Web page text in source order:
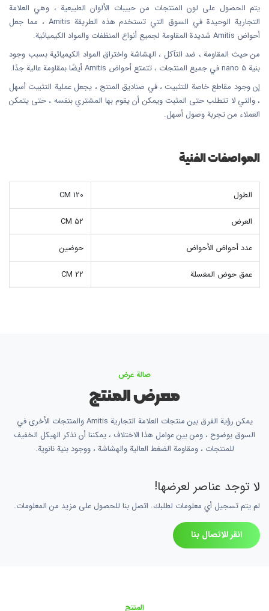
يتم الحصول على لون المنتجات من حبيبات الألوان الطبيعية ، وهي العلامة
التجارية الوحيدة في السوق التي تستخدم هذه الطريقة Amitis ، مما جعل
أحواض Amitis شديدة المقاومة لجميع أنواع المنظفات والمواد الكيميائية.
من حيث المقاومة ، ضد التآكل ، الهشاشة واختراق المواد الكيميائية بسبب وجود
بنية nano 5 في جميع المنتجات ، تتمتع أحواض Amitis أيضًا بمقاومة عالية جدًا.
إن وجود مقاطع خاصة للتثبيت ، في صناديق المنتج ، يجعل عملية التثبيت أسهل
، والتي لا تتطلب حتى المثبت ويمكن أن يقوم بها المشتري بنفسه ، حتى يتمكن
العملاء من تجربة وصول أسهل.
المواصفات الفنية
الطول 120 CM
العرض 52 CM
عدد أحواض الأحواض حوضين
عمق حوض المغسلة 22 CM
صالة عرض
معرض المنتج
يمكن رؤية الفرق بين منتجات العلامة التجارية Amitis والمنتجات الأخرى في
السوق بوضوح ، ومن بين عوامل هذا الاختلاف ، يمكننا أن نذكر الهيكل الخفيف
للمنتجات ، ومقاومة الضغط العالية والهشاشة ، ووجود بنية نانوية.
لا توجد عناصر لعرضها!
لم يتم تسجيل أي معلومات لطلبك. اتصل بنا للحصول على مزيد من المعلومات.
انقر للاتصال بنا
المنتج